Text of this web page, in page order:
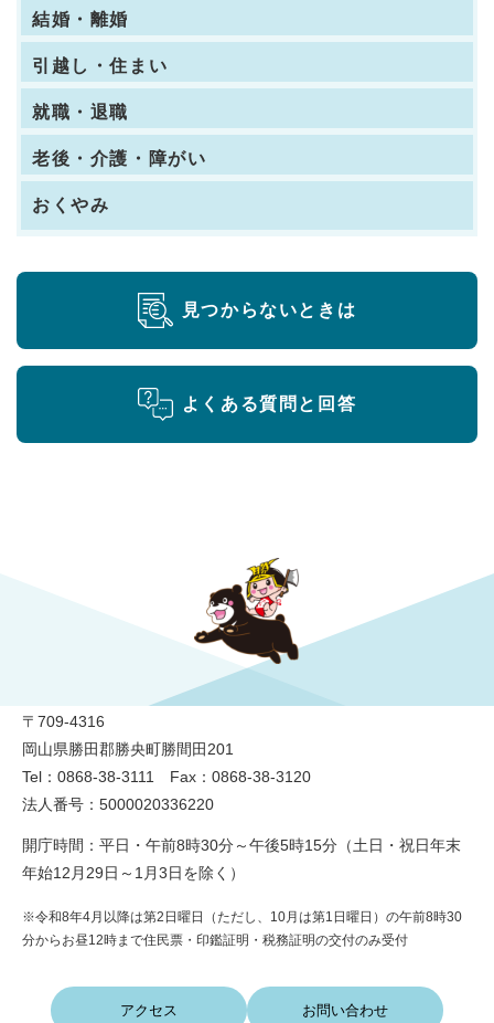
結婚・離婚
引越し・住まい
就職・退職
老後・介護・障がい
おくやみ
見つからないときは
よくある質問と回答
〒709-4316
岡山県勝田郡勝央町勝間田201
Tel：0868-38-3111 Fax：0868-38-3120
法人番号：5000020336220
開庁時間：平日・午前8時30分～午後5時15分（土日・祝日年末
年始12月29日～1月3日を除く）
※令和8年4月以降は第2日曜日（ただし、10月は第1日曜日）の午前8時30
分からお昼12時まで住民票・印鑑証明・税務証明の交付のみ受付
アクセス お問い合わせ